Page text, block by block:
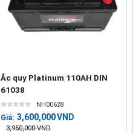
Ắc quy Platinum 110AH DIN
61038
NH00628
Giá: 3,600,000VND
3,950,000 VND